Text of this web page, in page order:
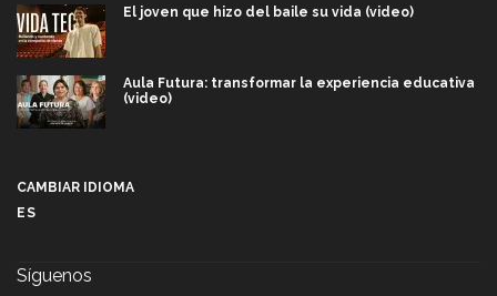
El joven que hizo del baile su vida (video)
Aula Futura: transformar la experiencia educativa
(video)
CAMBIAR IDIOMA
ES
Síguenos